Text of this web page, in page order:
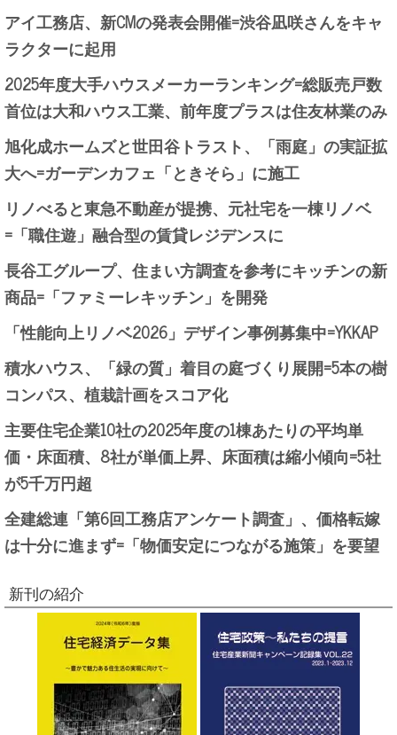
アイ工務店、新CMの発表会開催=渋谷凪咲さんをキャ
ラクターに起用
2025年度大手ハウスメーカーランキング=総販売戸数
首位は大和ハウス工業、前年度プラスは住友林業のみ
旭化成ホームズと世田谷トラスト、「雨庭」の実証拡
大へ=ガーデンカフェ「ときそら」に施工
リノべると東急不動産が提携、元社宅を一棟リノベ
=「職住遊」融合型の賃貸レジデンスに
長谷工グループ、住まい方調査を参考にキッチンの新
商品=「ファミーレキッチン」を開発
「性能向上リノベ2026」デザイン事例募集中=YKKAP
積水ハウス、「緑の質」着目の庭づくり展開=5本の樹
コンパス、植栽計画をスコア化
主要住宅企業10社の2025年度の1棟あたりの平均単
価・床面積、8社が単価上昇、床面積は縮小傾向=5社
が5千万円超
全建総連「第6回工務店アンケート調査」、価格転嫁
は十分に進まず=「物価安定につながる施策」を要望
新刊の紹介